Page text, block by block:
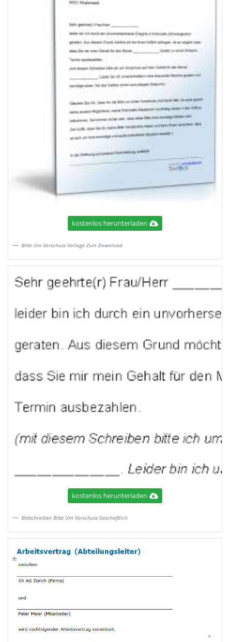
kostenlos herunterladen
Bitte Um Vorschuss Vorlage Zum Download
kostenlos herunterladen
Bittschreiben Bitte Um Vorschuss Geschaftlich